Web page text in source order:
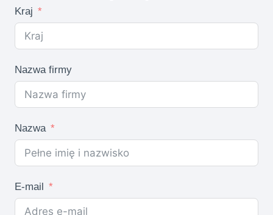
Kraj
Nazwa firmy
Nazwa
E-mail